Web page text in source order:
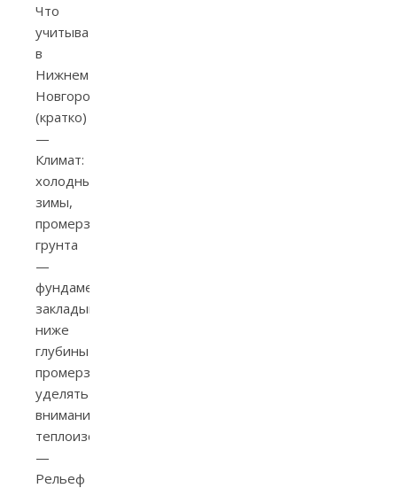
Что
учитывать
в
Нижнем
Новгороде
(кратко)
—
Климат:
холодные
зимы,
промерзание
грунта
—
фундаменты
закладывать
ниже
глубины
промерзания,
уделять
внимание
теплоизоляции.
—
Рельеф